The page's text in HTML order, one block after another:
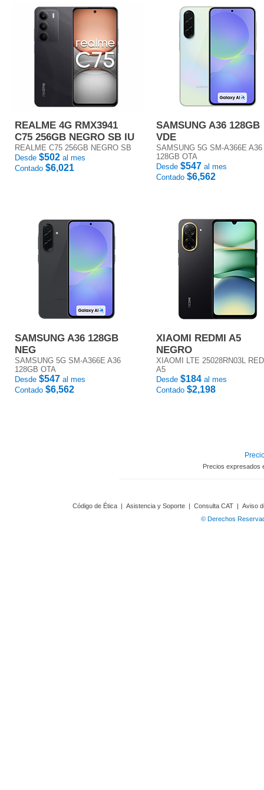
REALME 4G RMX3941
C75 256GB NEGRO SB IU
REALME C75 256GB NEGRO SB
Desde $502 al mes
Contado $6,021
SAMSUNG A36 128GB
VDE
SAMSUNG 5G SM-A366E A36
128GB OTA
Desde $547 al mes
Contado $6,562
SAMSUNG A36 128GB
NEG
SAMSUNG 5G SM-A366E A36
128GB OTA
Desde $547 al mes
Contado $6,562
XIAOMI REDMI A5
NEGRO
XIAOMI LTE 25028RN03L
A5
Desde $184 al mes
Contado $2,198
Precios expresados
Código de Ética | Asistencia y Soporte | Consulta CAT | Aviso
© Derechos